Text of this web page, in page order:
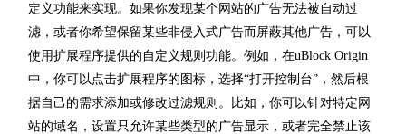
定义功能来实现。如果你发现某个网站的广告无法被自动过
滤，或者你希望保留某些非侵入式广告而屏蔽其他广告，可以
使用扩展程序提供的自定义规则功能。例如，在uBlock Origin
中，你可以点击扩展程序的图标，选择“打开控制台”，然后根
据自己的需求添加或修改过滤规则。比如，你可以针对特定网
站的域名，设置只允许某些类型的广告显示，或者完全禁止该